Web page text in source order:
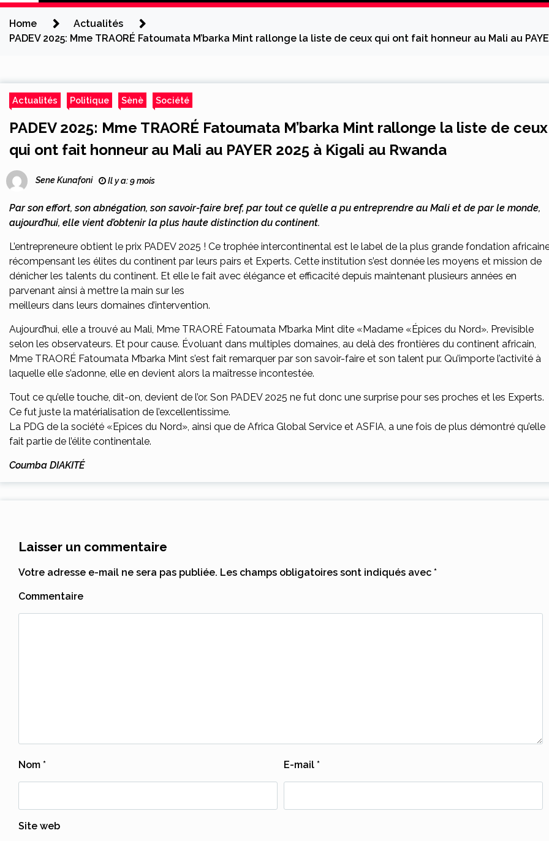
Home
Actualités
PADEV 2025: Mme TRAORÉ Fatoumata M’barka Mint rallonge la liste de ceux qui ont fait honneur au Mali au
Actualités Politique Sènè Société
PADEV 2025: Mme TRAORÉ Fatoumata M’barka Mint rallonge la liste de ceux
qui ont fait honneur au Mali au PAYER 2025 à Kigali au Rwanda
Sene Kunafoni Il y a: 9 mois
Par son effort, son abnégation, son savoir-faire bref, par tout ce qu’elle a pu entreprendre au Mali et de par le monde,
aujourd’hui, elle vient d’obtenir la plus haute distinction du continent.
L’entrepreneure obtient le prix PADEV 2025 ! Ce trophée intercontinental est le label de la plus grande fondation
récompensant les élites du continent par leurs pairs et Experts. Cette institution s’est donnée les moyens et mission de
dénicher les talents du continent. Et elle le fait avec élégance et efficacité depuis maintenant plusieurs années en
parvenant ainsi à mettre la main sur les
meilleurs dans leurs domaines d’intervention.
Aujourd’hui, elle a trouvé au Mali, Mme TRAORÉ Fatoumata M’barka Mint dite «Madame «Épices du Nord». Previsible
selon les observateurs. Et pour cause. Évoluant dans multiples domaines, au delà des frontières du continent africain,
Mme TRAORÉ Fatoumata M’barka Mint s’est fait remarquer par son savoir-faire et son talent pur. Qu’importe l’activité à
laquelle elle s’adonne, elle en devient alors la maîtresse incontestée.
Tout ce qu’elle touche, dit-on, devient de l’or. Son PADEV 2025 ne fut donc une surprise pour ses proches et les Experts.
Ce fut juste la matérialisation de l’excellentissime.
La PDG de la société «Epices du Nord», ainsi que de Africa Global Service et ASFIA, a une fois de plus démontré qu’elle
fait partie de l’élite continentale.
Coumba DIAKITÉ
Laisser un commentaire
Votre adresse e-mail ne sera pas publiée. Les champs obligatoires sont indiqués avec *
Commentaire
Nom * E-mail *
Site web